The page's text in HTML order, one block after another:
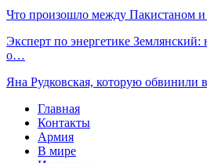
Что произошло между Пакистаном
Эксперт по энергетике
о…
Яна Рудковская, которую обвинили
Главная
Контакты
Армия
В мире